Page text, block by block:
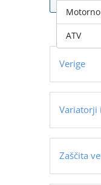
Verige
Variatorji
Zaščita
ATV